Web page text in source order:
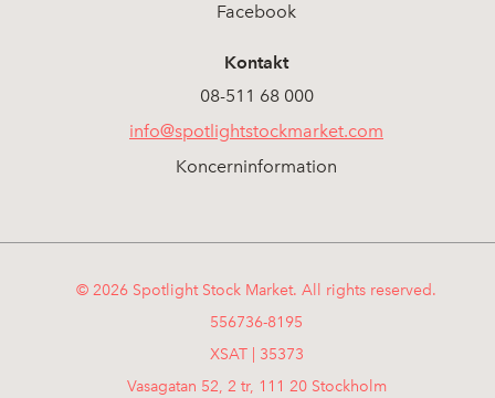
Facebook
Kontakt
08-511 68 000
info@spotlightstockmarket.com
Koncerninformation
© 2026 Spotlight Stock Market. All rights reserved.
556736-8195
XSAT | 35373
Vasagatan 52, 2 tr, 111 20 Stockholm